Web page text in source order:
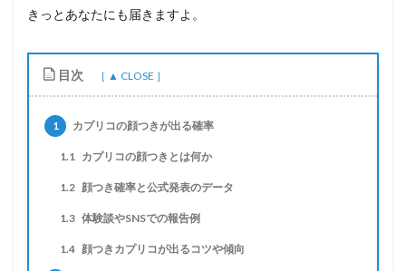
きっとあなたにも届きますよ。
目次
1 カプリコの顔つきが出る確率
1.1 カプリコの顔つきとは何か
1.2 顔つき確率と公式発表のデータ
1.3 体験談やSNSでの報告例
1.4 顔つきカプリコが出るコツや傾向